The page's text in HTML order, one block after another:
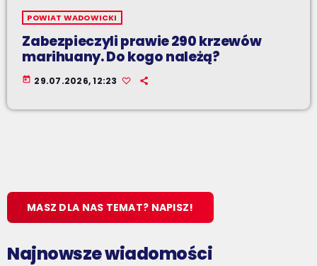
POWIAT WADOWICKI
Zabezpieczyli prawie 290 krzewów
marihuany. Do kogo należą?
today 29.07.2026, 12:23
MASZ DLA NAS TEMAT? NAPISZ!
Najnowsze wiadomości